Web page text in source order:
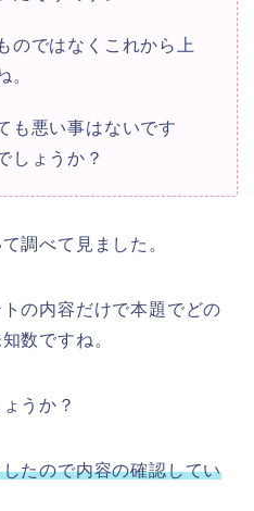
のではなくこれから上
。
も悪い事はないです
しょうか？
調べて見ました。
の内容だけで本題でどの
数ですね。
うか？
たので内容の確認してい